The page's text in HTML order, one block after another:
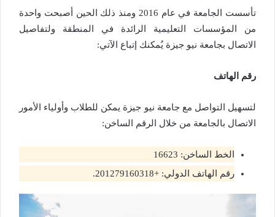
تأسست الجامعة في عام 2016 ومنذ ذلك الحين أصبحت واحدة
من المؤسسات التعليمية الرائدة في المنطقة ولتفاصيل
الاتصال بجامعة نيو جيزة يُمكنك إتباع الآتي:
رقم الهاتف
لتسهيل التواصل مع جامعة نيو جيزة يمكن للطلاب وأولياء الأمور
الاتصال بالجامعة من خلال الرقم الساخن:
الخط الساخن: 16623
رقم الهاتف الدولي: +201279160318​​.